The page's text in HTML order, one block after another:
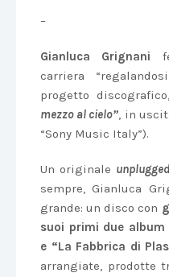
–
Gianluca Grignani
carriera
progetto
mezzo al cielo”, in
“Sony Music Italy”).
Un originale
sempre, Gianluca
grande: un disco con
suoi primi due album
e “La Fabbrica di
arrangiate, prodotte